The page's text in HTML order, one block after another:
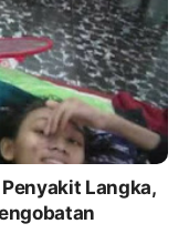
Langka,